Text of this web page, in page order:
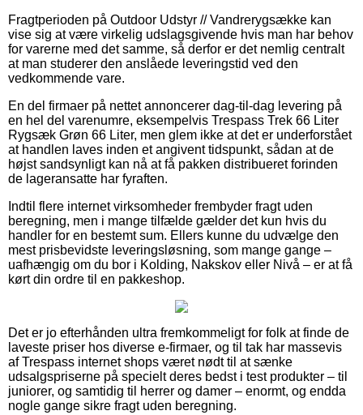
Fragtperioden på Outdoor Udstyr // Vandrerygsække kan
vise sig at være virkelig udslagsgivende hvis man har behov
for varerne med det samme, så derfor er det nemlig centralt
at man studerer den anslåede leveringstid ved den
vedkommende vare.
En del firmaer på nettet annoncerer dag-til-dag levering på
en hel del varenumre, eksempelvis Trespass Trek 66 Liter
Rygsæk Grøn 66 Liter, men glem ikke at det er underforstået
at handlen laves inden et angivent tidspunkt, sådan at de
højst sandsynligt kan nå at få pakken distribueret forinden
de lageransatte har fyraften.
Indtil flere internet virksomheder frembyder fragt uden
beregning, men i mange tilfælde gælder det kun hvis du
handler for en bestemt sum. Ellers kunne du udvælge den
mest prisbevidste leveringsløsning, som mange gange –
uafhængig om du bor i Kolding, Nakskov eller Nivå – er at få
kørt din ordre til en pakkeshop.
Det er jo efterhånden ultra fremkommeligt for folk at finde de
laveste priser hos diverse e-firmaer, og til tak har massevis
af Trespass internet shops været nødt til at sænke
udsalgspriserne på specielt deres bedst i test produkter – til
juniorer, og samtidig til herrer og damer – enormt, og endda
nogle gange sikre fragt uden beregning.